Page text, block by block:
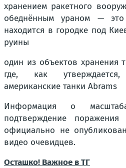
хранением ракетного
обеднённым ураном —
находится в городке под
руины
один из объектов хранения
где, как
американские танки Abrams
Информация о
подтверждение поражения
официально не
видео очевидцев.
Осташко! Важное в ТГ